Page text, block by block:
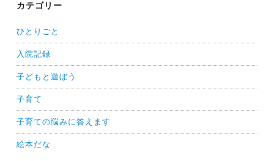
カテゴリー
ひとりごと
入院記録
子どもと遊ぼう
子育て
子育ての悩みに答えます
絵本だな